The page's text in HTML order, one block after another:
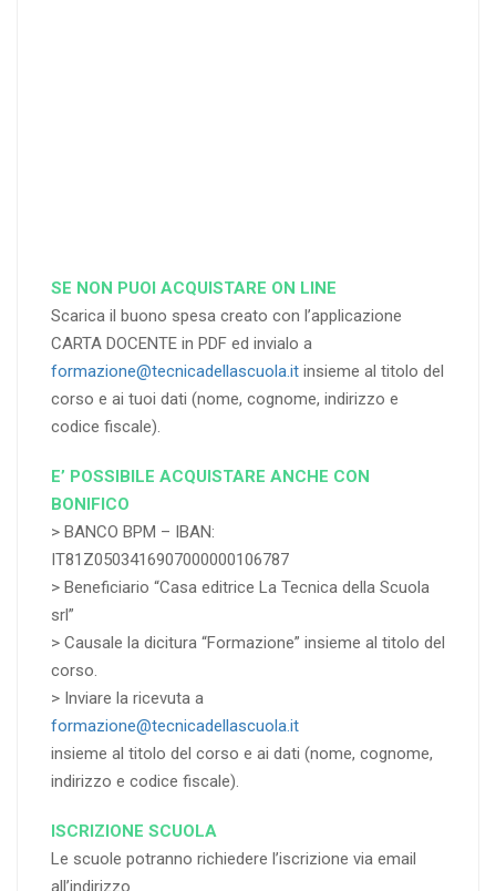
SE NON PUOI ACQUISTARE ON LINE
Scarica il buono spesa creato con l’applicazione
CARTA DOCENTE in PDF ed invialo a
formazione@tecnicadellascuola.it insieme al titolo del
corso e ai tuoi dati (nome, cognome, indirizzo e
codice fiscale).
E’ POSSIBILE ACQUISTARE ANCHE CON
BONIFICO
> BANCO BPM – IBAN:
IT81Z0503416907000000106787
> Beneficiario “Casa editrice La Tecnica della Scuola
srl”
> Causale la dicitura “Formazione” insieme al titolo del
corso.
> Inviare la ricevuta a
formazione@tecnicadellascuola.it
insieme al titolo del corso e ai dati (nome, cognome,
indirizzo e codice fiscale).
ISCRIZIONE SCUOLA
Le scuole potranno richiedere l’iscrizione via email